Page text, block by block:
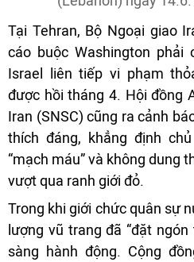
Tại Tehran, Bộ Ngoại giao
cáo buộc Washington phải
Israel liên tiếp vi phạm
được hồi tháng 4. Hội đồng
Iran (SNSC) cũng ra cảnh
thích đáng, khẳng định
“mạch máu” và không dung
vượt qua ranh giới đỏ.
Trong khi giới chức quân sự
lượng vũ trang đã “đặt
sàng hành động. Cộng